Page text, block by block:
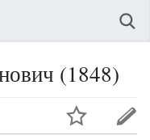
(1848)